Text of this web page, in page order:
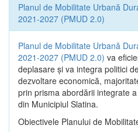
Planul de Mobilitate Urbană
2021-2027 (PMUD 2.0)
Planul de Mobilitate Urbană
2021-2027 (PMUD 2.0) va
deplasare și va integra politici
dezvoltare economică,
prin prisma abordării integrate
din Municipiul Slatina.
Obiectivele Planului de